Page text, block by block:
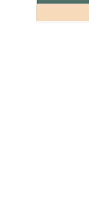
Grupo de
seguir a Salón